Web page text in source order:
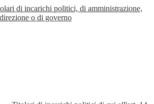
di incarichi politici, di amministrazione,
o di governo